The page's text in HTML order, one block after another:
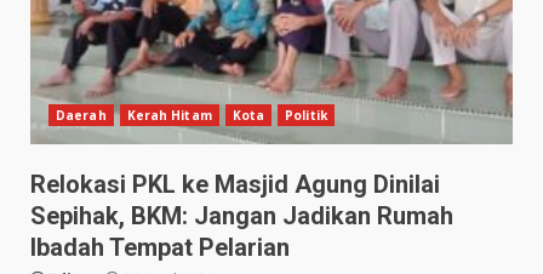
Daerah Kerah Hitam Kota Politik
Relokasi PKL ke Masjid Agung Dinilai
Sepihak, BKM: Jangan Jadikan Rumah
Ibadah Tempat Pelarian